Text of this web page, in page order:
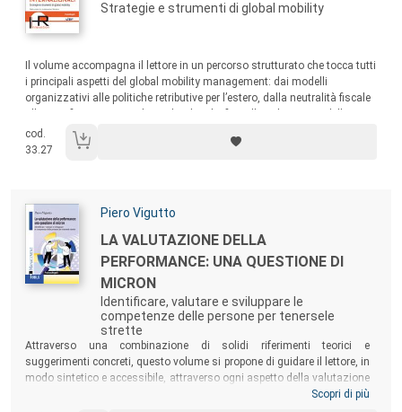
Strategie e strumenti di global mobility
Il volume accompagna il lettore in un percorso strutturato che tocca tutti
i principali aspetti del global mobility management: dai modelli
organizzativi alle politiche retributive per l’estero, dalla neutralità fiscale
performance degli espatriati.
cod.
33.27
Autori:
Piero Vigutto
Titolo:
LA VALUTAZIONE DELLA
PERFORMANCE: UNA QUESTIONE DI
MICRON
Identificare, valutare e sviluppare le
competenze delle persone per tenersele
strette
Sommario:
Attraverso una combinazione di solidi riferimenti teorici e
suggerimenti concreti, questo volume si propone di guidare il lettore, in
modo sintetico e accessibile, attraverso ogni aspetto della valutazione
delle competenze, per superarne le sfide e valorizzare le occasioni che
Scopri di più